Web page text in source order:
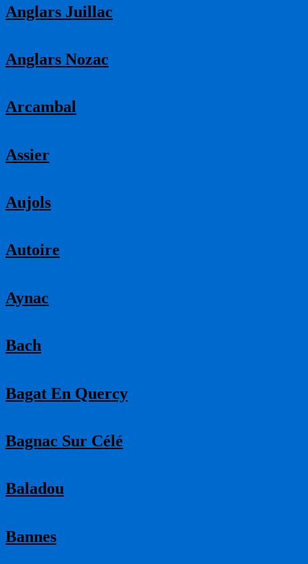
Anglars Juillac
Anglars Nozac
Arcambal
Assier
Aujols
Autoire
Aynac
Bach
Bagat En Quercy
Bagnac Sur Célé
Baladou
Bannes